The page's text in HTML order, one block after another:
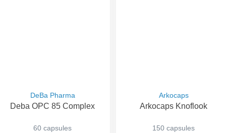
DeBa Pharma
Deba OPC 85 Complex
60 capsules
Arkocaps
Arkocaps Knoflook
150 capsules